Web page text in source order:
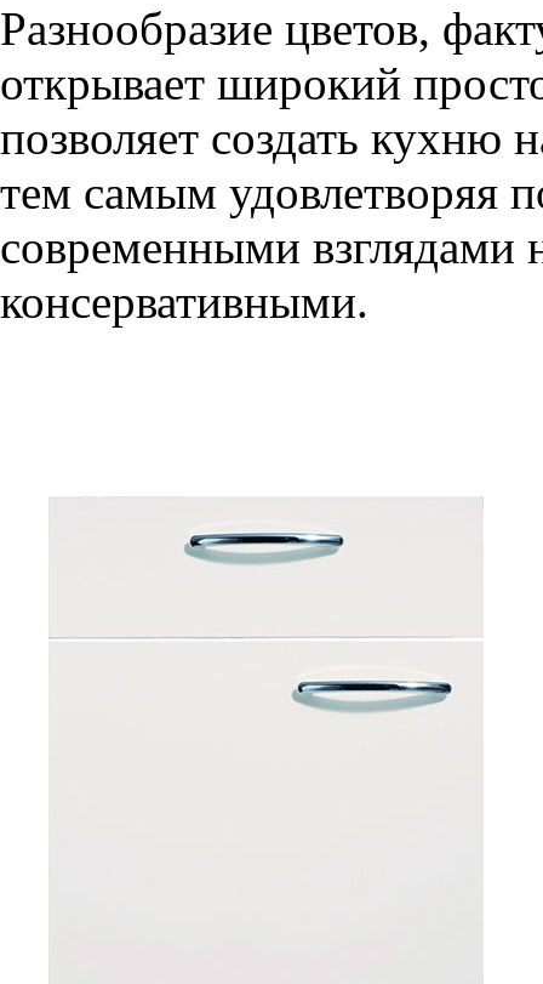
Разнообразие цветов,
открывает широкий
позволяет создать кухню
тем самым удовлетворяя
современными взглядами
консервативными.